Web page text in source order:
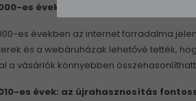
es évek: az internet és az online
es években az internet forradalma
és a webáruházak lehetővé tették,
a vásárlók könnyebben
es évek: az újrahasznosítás